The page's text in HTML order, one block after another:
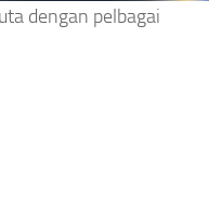
dengan pelbagai